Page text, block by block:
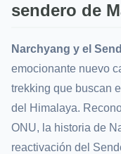
sendero de
Narchyang y el
emocionante nuevo
trekking que buscan
del Himalaya.
ONU, la historia de
reactivación del